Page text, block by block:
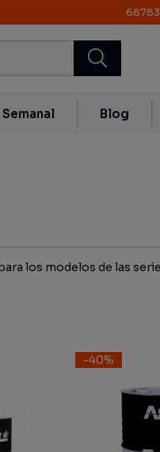
Blog
los modelos de las
-40%